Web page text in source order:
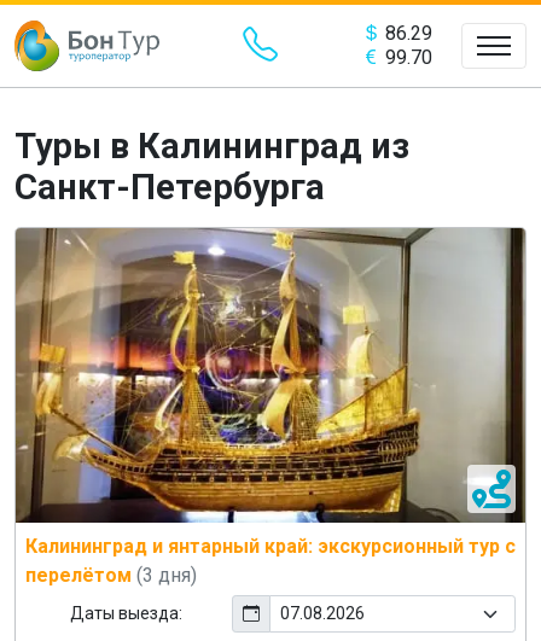
86.29
99.70
Туры в Калининград из
Санкт-Петербурга
Калининград и янтарный край: экскурсионный тур с
перелётом (3 дня)
Даты выезда: